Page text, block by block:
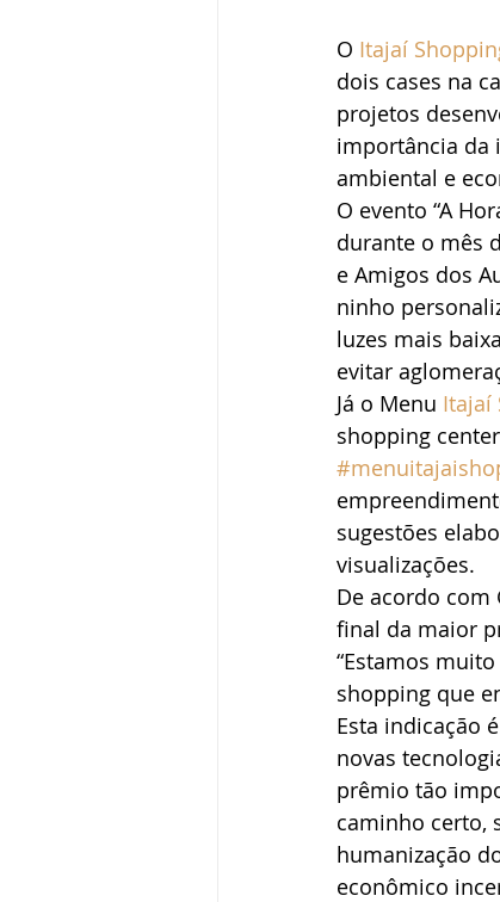
O Itajaí
dois cases na
projetos
importância da
ambiental e
O evento “A
durante o mês
e Amigos dos
ninho
luzes mais
evitar
Já o Menu Itajaí
shopping
sugestões
visualizações.
De acordo com
final da maior
“Estamos
shopping que
Esta indicação
novas
prêmio tão
caminho certo,
humanização
econômico